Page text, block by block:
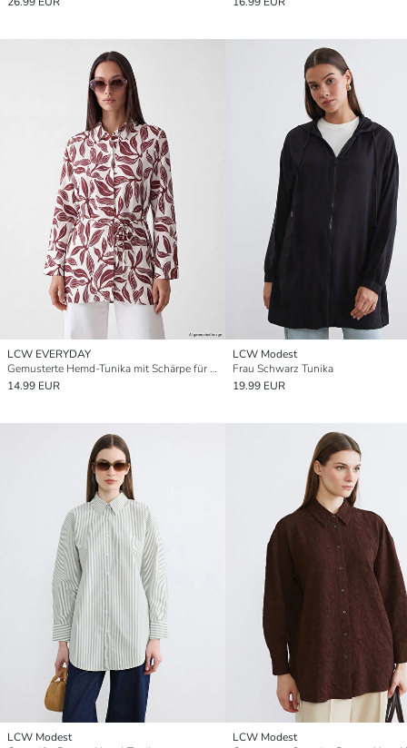
LCW EVERYDAY
Gemusterte Hemd-Tunika mit Schärpe für Damen
14.99 EUR
LCW Modest
Frau Schwarz Tunika
19.99 EUR
LCW Modest
LCW Modest